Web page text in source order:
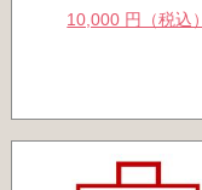
10,000 円（税込）